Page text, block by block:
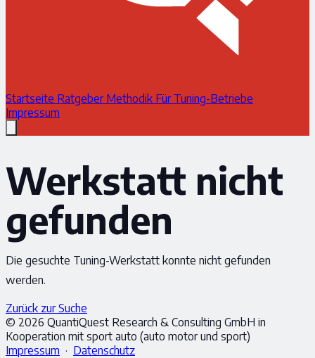
Startseite Ratgeber Methodik Für Tuning-Betriebe
Impressum
Werkstatt nicht
gefunden
Die gesuchte Tuning-Werkstatt konnte nicht gefunden
werden.
Zurück zur Suche
© 2026 QuantiQuest Research & Consulting GmbH in
Kooperation mit sport auto (auto motor und sport)
Impressum · Datenschutz